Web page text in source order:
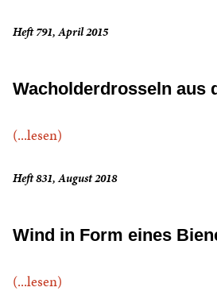
Heft 791, April 2015
Wacholderdrosseln aus
(...lesen)
Heft 831, August 2018
Wind in Form eines
(...lesen)